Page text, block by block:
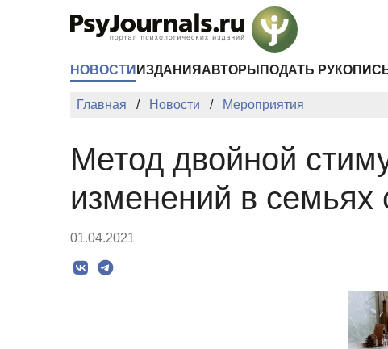
НОВОСТИ ИЗДАНИЯ АВТОРЫ ПОДАТЬ
Главная Новости Мероприятия
Метод двойной
изменений в
01.04.2021